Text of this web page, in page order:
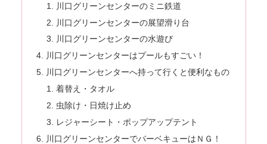
川口グリーンセンターのミニ鉄道
川口グリーンセンターの展望滑り台
川口グリーンセンターの水遊び
川口グリーンセンターはプールもすごい！
川口グリーンセンターへ持って行くと便利なもの
着替え・タオル
虫除け・日焼け止め
レジャーシート・ポップアップテント
川口グリーンセンターでバーベキューはＮＧ！